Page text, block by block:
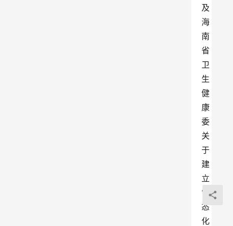
及
海
南
省
卫
生
健
康
委
关
于
建
立
常
态
化